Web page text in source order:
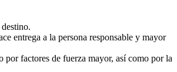
entrega a la persona responsable y mayor
por factores de fuerza mayor, así como por la